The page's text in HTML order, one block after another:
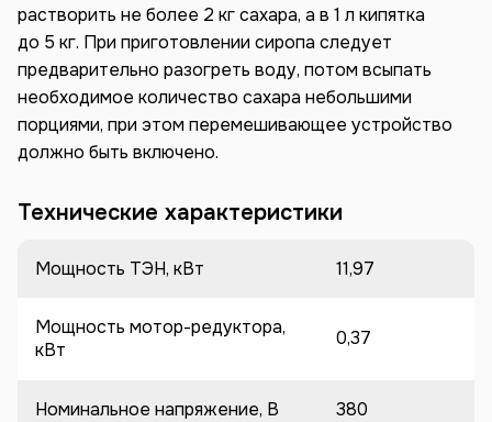
растворить не более 2 кг сахара, а в 1 л кипятка
до 5 кг. При приготовлении сиропа следует
предварительно разогреть воду, потом всыпать
необходимое количество сахара небольшими
порциями, при этом перемешивающее устройство
должно быть включено.
Технические характеристики
Мощность ТЭН, кВт 11,97
Мощность мотор-редуктора,
кВт
0,37
Номинальное напряжение, В 380